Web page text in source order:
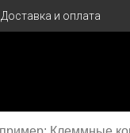
Доставка и оплата